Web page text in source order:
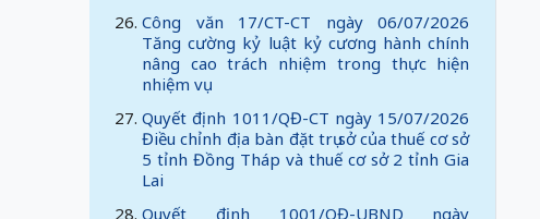
Công văn 17/CT-CT ngày 06/07/2026
Tăng cường kỷ luật kỷ cương hành chính
nâng cao trách nhiệm trong thực hiện
nhiệm vụ
Quyết định 1011/QĐ-CT ngày 15/07/2026
Điều chỉnh địa bàn đặt trụ sở của thuế cơ sở
5 tỉnh Đồng Tháp và thuế cơ sở 2 tỉnh Gia
Lai
Quyết định 1001/QĐ-UBND ngày